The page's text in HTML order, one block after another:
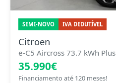
SEMI-NOVO IVA DEDUTÍVEL
Citroen
e-C5 Aircross 73.7 kWh Plus
35.990€
Financiamento até 120 meses!